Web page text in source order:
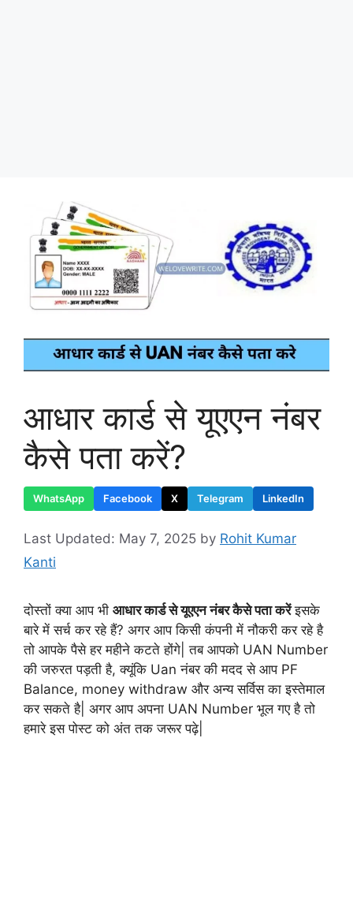
आधार कार्ड से यूएएन नंबर
कैसे पता करें?
WhatsApp Facebook X Telegram LinkedIn
May 7, 2025 by Rohit Kumar
Kanti
दोस्तों क्या आप भी आधार कार्ड से यूएएन नंबर कैसे पता करेंइसके
बारे में सर्च कर रहे हैं? अगर आप किसी कंपनी में नौकरी कर रहे है
तो आपके पैसे हर महीने कटते होंगे| तब आपको UAN Number
की जरुरत पड़ती है, क्यूंकि Uan नंबर की मदद से आप PF
Balance, money withdraw और अन्य सर्विस का इस्तेमाल
कर सकते है| अगर आप अपना UAN Number भूल गए है तो
हमारे इस पोस्ट को अंत तक जरूर पढ़े|